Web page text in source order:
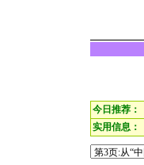
今日推荐：
实用信息：